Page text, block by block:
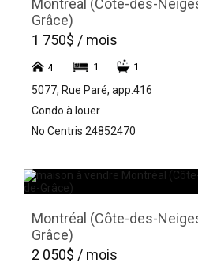
Grâce)
1 750$ / mois
4 1 1
5077, Rue Paré, app.416
Condo à louer
No Centris 24852470
Montréal (Côte-des-
Grâce)
2 050$ / mois